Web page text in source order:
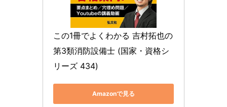
この1冊でよくわかる 吉村拓也の
第3類消防設備士 (国家・資格シ
リーズ 434)
Amazonで見る